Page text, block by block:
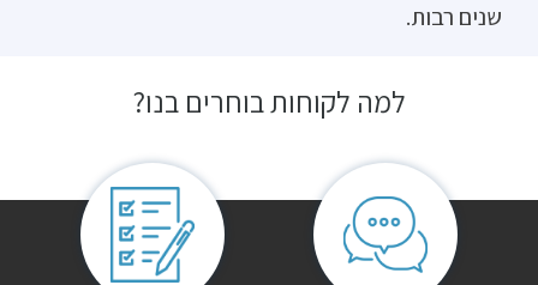
שנים רבות.
למה לקוחות בוחרים בנו?